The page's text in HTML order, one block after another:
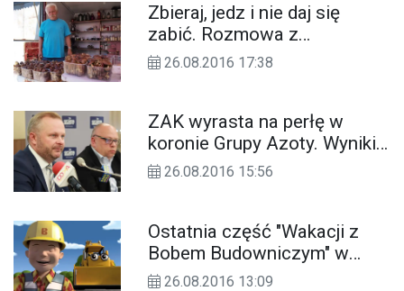
Zbieraj, jedz i nie daj się
zabić. Rozmowa z
grzyboznawcą Janem Sroką
26.08.2016 17:38
ZAK wyrasta na perłę w
koronie Grupy Azoty. Wyniki
lepsze niż w innych
26.08.2016 15:56
Ostatnia część "Wakacji z
Bobem Budowniczym" w
kinie Helios
26.08.2016 13:09